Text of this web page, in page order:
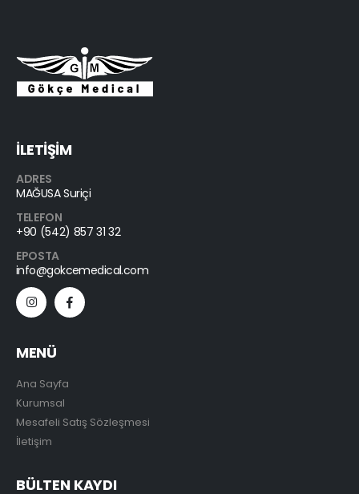
İLETİŞİM
ADRES
MAĞUSA Suriçi
TELEFON
+90 (542) 857 31 32
EPOSTA
info@gokcemedical.com
MENÜ
Ana Sayfa
Kurumsal
Mesafeli Satış Sözleşmesi
İletişim
BÜLTEN KAYDI